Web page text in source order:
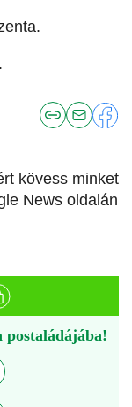
kövess minket
News oldalán
postaládájába!